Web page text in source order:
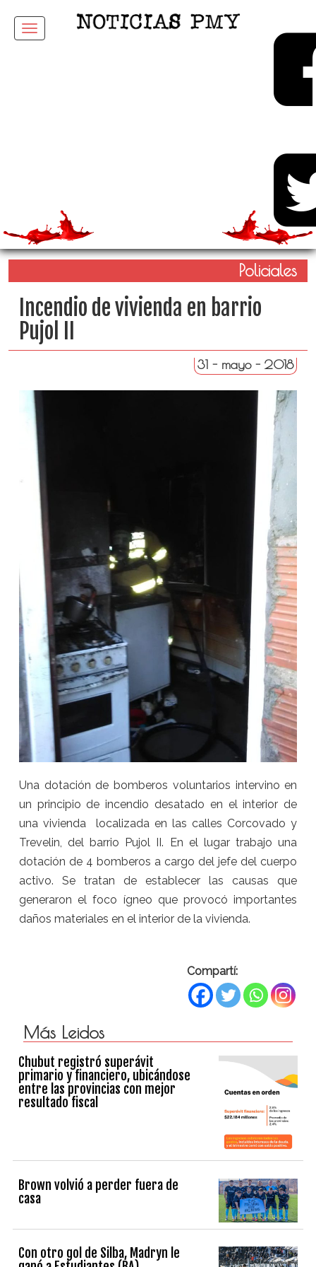
Menu
Policiales
Incendio de vivienda en barrio
Pujol II
31 - mayo - 2018
Una dotación de bomberos voluntarios intervino en
un principio de incendio desatado en el interior de
una vivienda localizada en las calles Corcovado y
Trevelin, del barrio Pujol II. En el lugar trabajo una
dotación de 4 bomberos a cargo del jefe del cuerpo
activo. Se tratan de establecer las causas que
generaron el foco ígneo que provocó importantes
daños materiales en el interior de la vivienda.
Compartí:
Más Leidos
Chubut registró superávit
primario y financiero, ubicándose
entre las provincias con mejor
resultado fiscal
Brown volvió a perder fuera de
casa
Con otro gol de Silba, Madryn le